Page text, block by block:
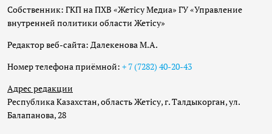
Собственник: ГКП на ПХВ «Жетісу Медиа» ГУ «Управление
внутренней политики области Жетісу»
Редактор веб-сайта: Далекенова М.А.
Номер телефона приёмной: + 7 (7282) 40-20-43
Адрес редакции
Республика Казахстан, область Жетісу, г. Талдыкорган, ул.
Балапанова, 28